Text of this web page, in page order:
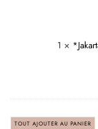
1 ×
TOUT AJOUTER AU PANIER